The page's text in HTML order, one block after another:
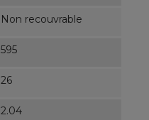
Non recouvrable
595
26
2.04